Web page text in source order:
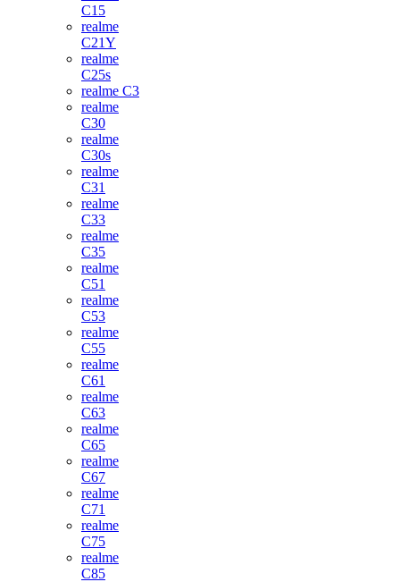
C15
realme
C21Y
realme
C25s
realme C3
realme
C30
realme
C30s
realme
C31
realme
C33
realme
C35
realme
C51
realme
C53
realme
C55
realme
C61
realme
C63
realme
C65
realme
C67
realme
C71
realme
C75
realme
C85